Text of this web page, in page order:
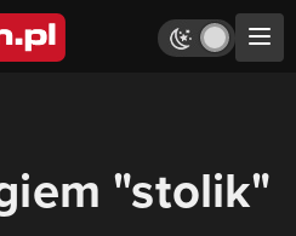
"stolik"